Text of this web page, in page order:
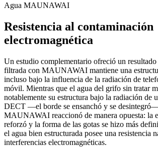
Agua MAUNAWAI
Resistencia al contaminación
electromagnética
Un estudio complementario ofreció un resultado
filtrada con MAUNAWAI mantiene una
incluso bajo la influencia de la radiación de
móvil. Mientras que el agua del grifo sin tratar
notablemente su estructura bajo la radiación de
DECT —el borde se ensanchó y se
MAUNAWAI reaccionó de manera opuesta: la
reforzó y la forma de las gotas se hizo más
el agua bien estructurada posee una resistencia
interferencias electromagnéticas.